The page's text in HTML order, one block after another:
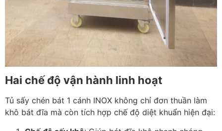
Hai chế độ vận hành linh hoạt
Tủ sấy chén bát 1 cánh INOX không chỉ đơn thuần làm
khô bát đĩa mà còn tích hợp chế độ diệt khuẩn hiện đại: